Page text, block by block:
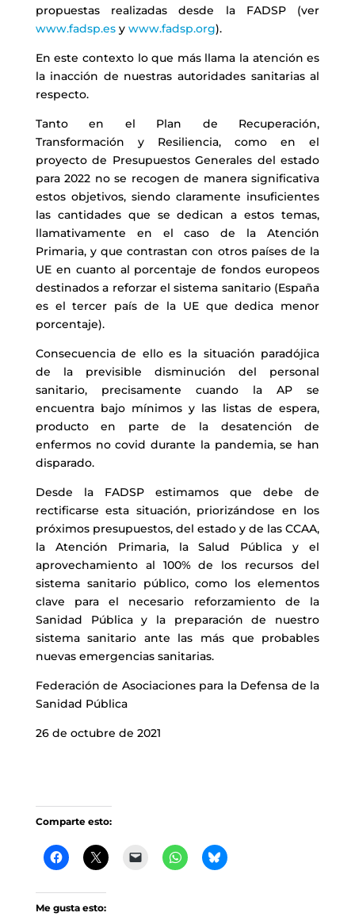
propuestas realizadas desde la FADSP (ver
www.fadsp.esy www.fadsp.org).
En este contexto lo que más llama la atención es
la inacción de nuestras autoridades sanitarias al
respecto.
Tanto en el Plan de Recuperación,
Transformación y Resiliencia, como en el
proyecto de Presupuestos Generales del estado
para 2022 no se recogen de manera significativa
estos objetivos, siendo claramente insuficientes
las cantidades que se dedican a estos temas,
llamativamente en el caso de la Atención
Primaria, y que contrastan con otros países de la
UE en cuanto al porcentaje de fondos europeos
destinados a reforzar el sistema sanitario (España
es el tercer país de la UE que dedica menor
porcentaje).
Consecuencia de ello es la situación paradójica
de la previsible disminución del personal
sanitario, precisamente cuando la AP se
encuentra bajo mínimos y las listas de espera,
producto en parte de la desatención de
enfermos no covid durante la pandemia, se han
disparado.
Desde la FADSP estimamos que debe de
rectificarse esta situación, priorizándose en los
próximos presupuestos, del estado y de las CCAA,
la Atención Primaria, la Salud Pública y el
aprovechamiento al 100% de los recursos del
sistema sanitario público, como los elementos
clave para el necesario reforzamiento de la
Sanidad Pública y la preparación de nuestro
sistema sanitario ante las más que probables
nuevas emergencias sanitarias.
Federación de Asociaciones para la Defensa de la
Sanidad Pública
26 de octubre de 2021
Comparte esto:
Me gusta esto: